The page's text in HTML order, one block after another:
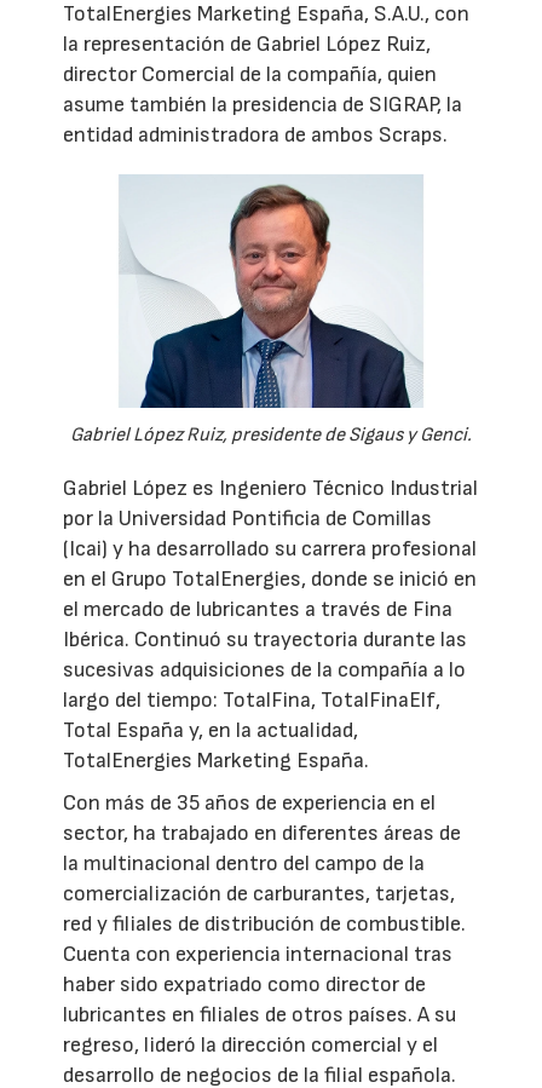
TotalEnergies Marketing España, S.A.U., con
la representación de Gabriel López Ruiz,
director Comercial de la compañía, quien
asume también la presidencia de SIGRAP, la
entidad administradora de ambos Scraps.
Gabriel López Ruiz, presidente de Sigaus y Genci.
Gabriel López es Ingeniero Técnico Industrial
por la Universidad Pontificia de Comillas
(Icai) y ha desarrollado su carrera profesional
en el Grupo TotalEnergies, donde se inició en
el mercado de lubricantes a través de Fina
Ibérica. Continuó su trayectoria durante las
sucesivas adquisiciones de la compañía a lo
largo del tiempo: TotalFina, TotalFinaElf,
Total España y, en la actualidad,
TotalEnergies Marketing España.
Con más de 35 años de experiencia en el
sector, ha trabajado en diferentes áreas de
la multinacional dentro del campo de la
comercialización de carburantes, tarjetas,
red y filiales de distribución de combustible.
Cuenta con experiencia internacional tras
haber sido expatriado como director de
lubricantes en filiales de otros países. A su
regreso, lideró la dirección comercial y el
desarrollo de negocios de la filial española.